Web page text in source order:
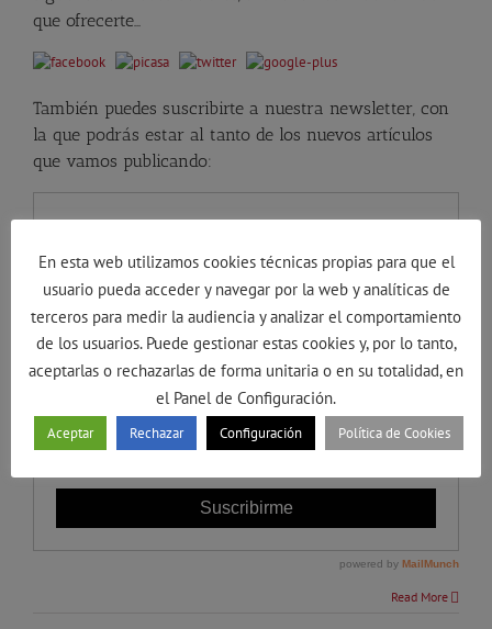
que ofrecerte…
También puedes suscribirte a nuestra newsletter, con
la que podrás estar al tanto de los nuevos artículos
que vamos publicando:
Read More
En esta web utilizamos cookies técnicas propias para que el
usuario pueda acceder y navegar por la web y analíticas de
terceros para medir la audiencia y analizar el comportamiento
de los usuarios. Puede gestionar estas cookies y, por lo tanto,
aceptarlas o rechazarlas de forma unitaria o en su totalidad, en
el Panel de Configuración.
Aceptar Rechazar Configuración Política de Cookies